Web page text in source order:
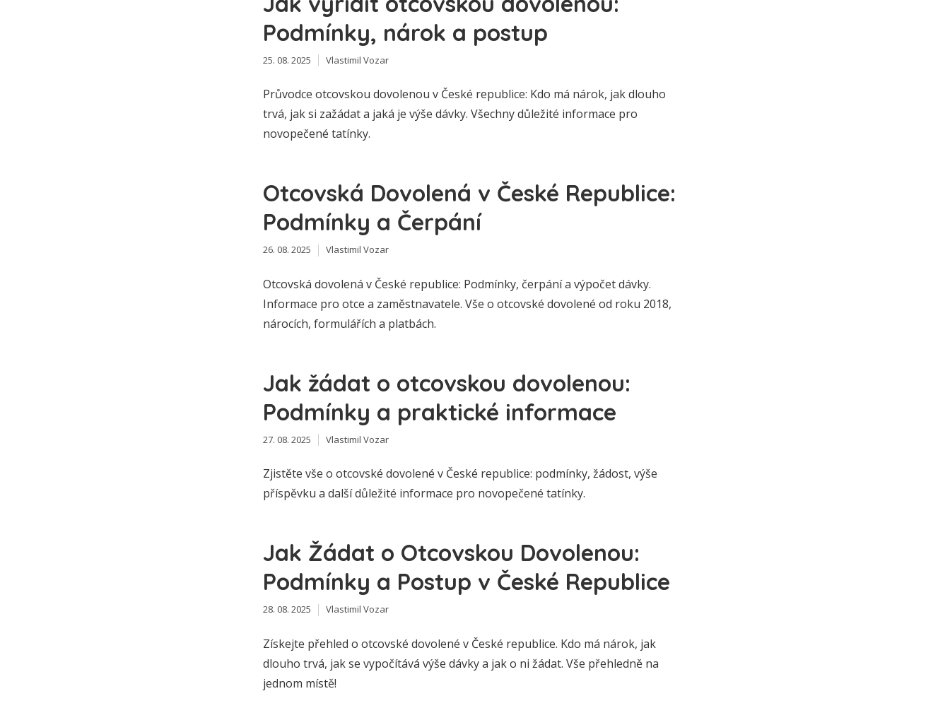
Podmínky, nárok a postup
25. 08. 2025 Vlastimil Vozar
Průvodce otcovskou dovolenou v České republice: Kdo má nárok, jak dlouho
trvá, jak si zažádat a jaká je výše dávky. Všechny důležité informace pro
novopečené tatínky.
Otcovská Dovolená v České Republice:
Podmínky a Čerpání
26. 08. 2025 Vlastimil Vozar
Otcovská dovolená v České republice: Podmínky, čerpání a výpočet dávky.
Informace pro otce a zaměstnavatele. Vše o otcovské dovolené od roku 2018,
nárocích, formulářích a platbách.
Jak žádat o otcovskou dovolenou:
Podmínky a praktické informace
27. 08. 2025 Vlastimil Vozar
Zjistěte vše o otcovské dovolené v České republice: podmínky, žádost, výše
příspěvku a další důležité informace pro novopečené tatínky.
Jak Žádat o Otcovskou Dovolenou:
Podmínky a Postup v České Republice
28. 08. 2025 Vlastimil Vozar
Získejte přehled o otcovské dovolené v České republice. Kdo má nárok, jak
dlouho trvá, jak se vypočítává výše dávky a jak o ni žádat. Vše přehledně na
jednom místě!